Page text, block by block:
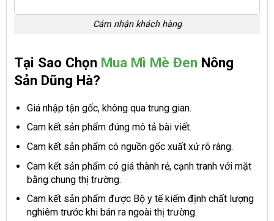
Cảm nhận khách hàng
Tại Sao Chọn Mua Mì Mè Đen Nông
Sản Dũng Hà?
Giá nhập tận gốc, không qua trung gian.
Cam kết sản phẩm đúng mô tả bài viết.
Cam kết sản phẩm có nguồn gốc xuất xứ rõ ràng.
Cam kết sản phẩm có giá thành rẻ, cạnh tranh với mặt
bằng chung thị trường.
Cam kết sản phẩm được Bộ y tế kiểm định chất lượng
nghiêm trước khi bán ra ngoài thị trường.